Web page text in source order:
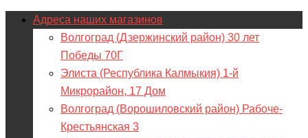
Адреса наших магазинов
Волгоград (Дзержинский район) 30 лет
Победы 70Г
Элиста (Республика Калмыкия) 1-й
Микрорайон, 17 Дом
Волгоград (Ворошиловский район) Рабоче-
Крестьянская 3